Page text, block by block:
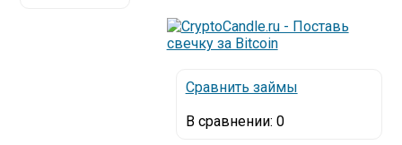
Сравнить займы
В сравнении: 0